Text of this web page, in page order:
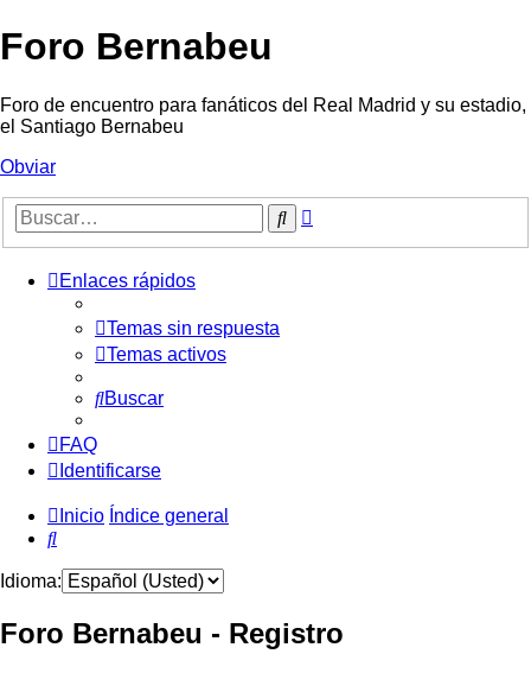
Foro Bernabeu
Foro de encuentro para fanáticos del Real Madrid y su estadio,
el Santiago Bernabeu
Obviar
Buscar
Enlaces rápidos
Temas sin respuesta
Temas activos
Buscar
FAQ
Identificarse
Inicio Índice general
Buscar
Idioma:
Foro Bernabeu - Registro